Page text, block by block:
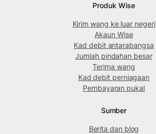
Produk Wise
Kirim wang ke luar negeri
Akaun Wise
Kad debit antarabangsa
Jumlah pindahan besar
Terima wang
Kad debit perniagaan
Pembayaran pukal
Sumber
Berita dan blog